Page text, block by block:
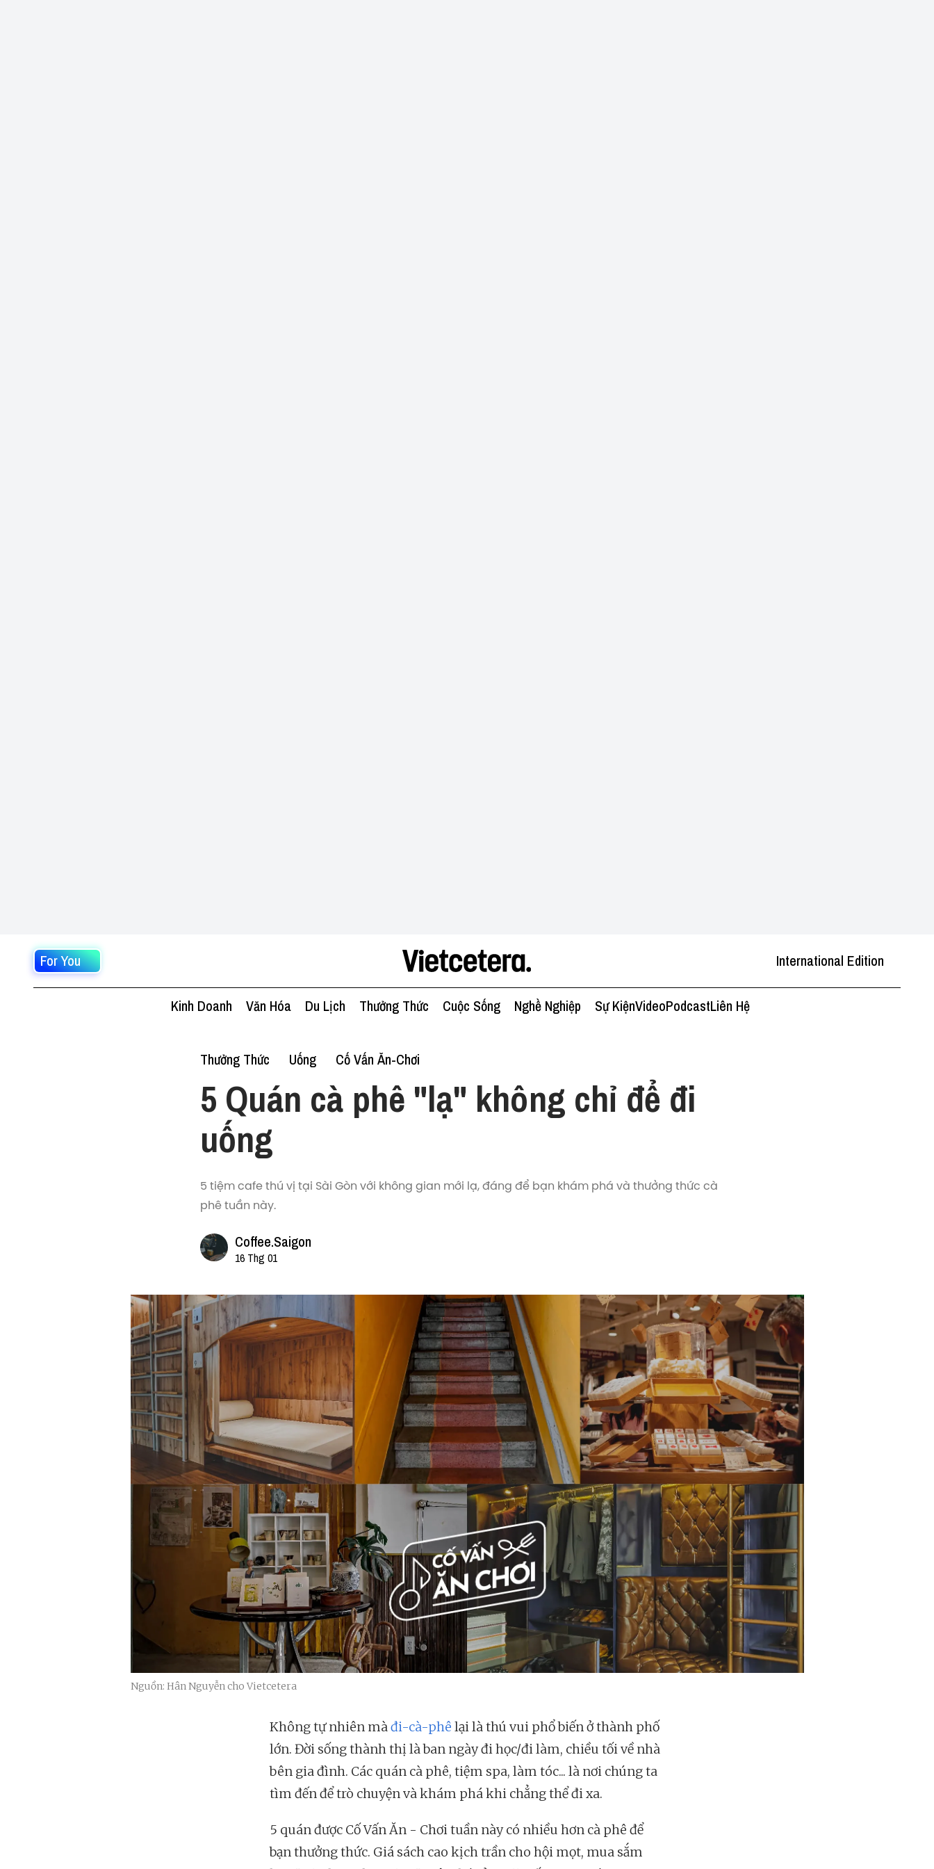
For You International Edition
Kinh Doanh Văn Hóa Du Lịch Thưởng Thức Cuộc Sống Nghề Nghiệp Sự KiệnVideoPodcastLiên Hệ
Thưởng Thức Uống Cố Vấn Ăn-Chơi
5 Quán cà phê "lạ" không chỉ để đi
uống
5 tiệm cafe thú vị tại Sài Gòn với không gian mới lạ, đáng để bạn khám phá và thưởng thức cà
phê tuần này.
Coffee.Saigon
16 Thg 01
Nguồn: Hân Nguyễn cho Vietcetera
Không tự nhiên màđi-cà-phê lại là thú vui phổ biến ở thành phố
lớn. Đời sống thành thị là ban ngày đi học/đi làm, chiều tối về nhà
bên gia đình. Các quán cà phê, tiệm spa, làm tóc... là nơi chúng ta
tìm đến để trò chuyện và khám phá khi chẳng thể đi xa.
5 quán được Cố Vấn Ăn - Chơi tuần này có nhiều hơn cà phê để
bạn thưởng thức. Giá sách cao kịch trần cho hội mọt, mua sắm